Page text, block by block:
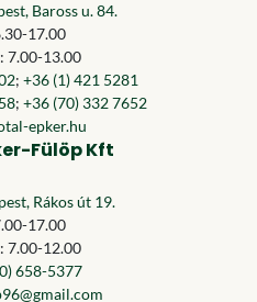
Baross u. 84.
17.00
7.00-13.00
; +36 (1) 421 5281
; +36 (70) 332 7652
epker.hu
Fülöp Kft
Rákos út 19.
17.00
7.00-12.00
658-5377